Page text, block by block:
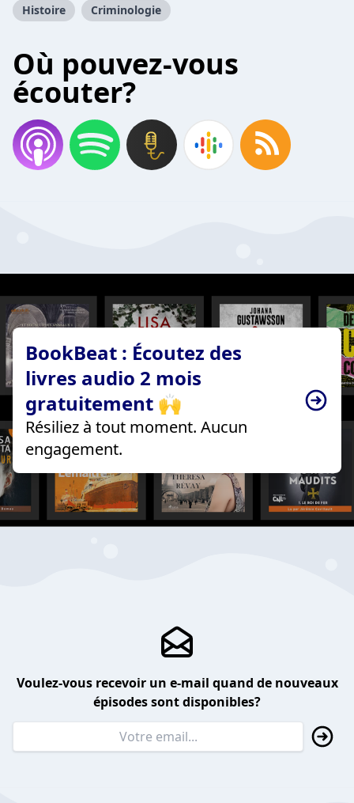
Histoire Criminologie
Où pouvez-vous
écouter?
BookBeat : Écoutez des
livres audio 2 mois
gratuitement 🙌
Résiliez à tout moment. Aucun
engagement.
Voulez-vous recevoir un e-mail quand de nouveaux
épisodes sont disponibles?